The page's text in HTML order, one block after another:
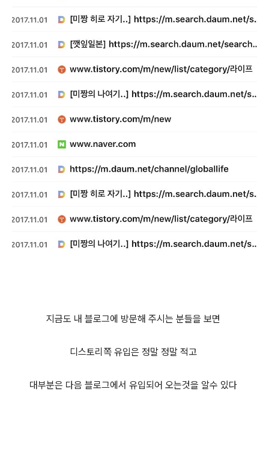
지금도 내 블로그에 방문해 주시는 분들을 보면
디스토리쪽 유입은 정말 정말 적고
대부분은 다음 블로그에서 유입되어 오는것을 알수 있다